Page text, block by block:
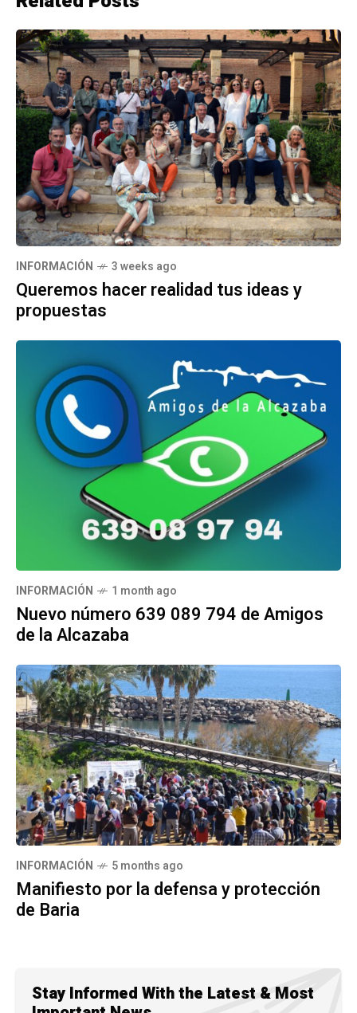
INFORMACIÓN 3 weeks ago
Queremos hacer realidad tus ideas y
propuestas
INFORMACIÓN 1 month ago
Nuevo número 639 089 794 de Amigos
de la Alcazaba
INFORMACIÓN 5 months ago
Manifiesto por la defensa y protección
de Baria
Stay Informed With the Latest & Most